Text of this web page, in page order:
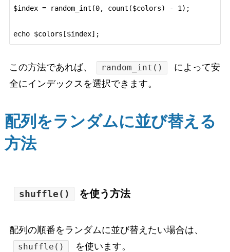
$index = random_int(0, count($colors) - 1);
この方法であれば、 random_int()
によって安
全にインデックスを選択できます。
配列をランダムに並び替える
方法
shuffle() を使う方法
配列の順番をランダムに並び替えたい場合は、
shuffle() を使います。